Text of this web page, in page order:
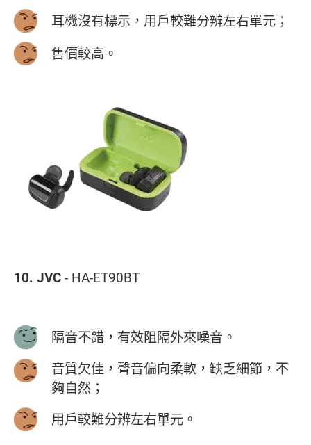
耳機沒有標示，用戶較難分辨左右單元；
售價較高。
10. JVC- HA-ET90BT
隔音不錯，有效阻隔外來噪音。
音質欠佳，聲音偏向柔軟，缺乏細節，不
夠自然；
用戶較難分辨左右單元。